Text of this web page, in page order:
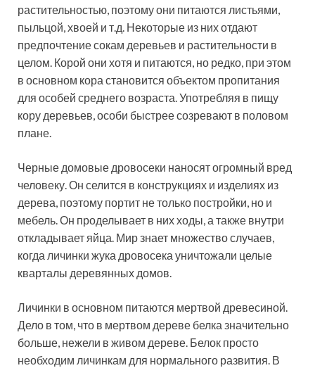
растительностью, поэтому они питаются листьями,
пыльцой, хвоей и т.д. Некоторые из них отдают
предпочтение сокам деревьев и растительности в
целом. Корой они хотя и питаются, но редко, при этом
в основном кора становится объектом пропитания
для особей среднего возраста. Употребляя в пищу
кору деревьев, особи быстрее созревают в половом
плане.
Черные домовые дровосеки наносят огромный вред
человеку. Он селится в конструкциях и изделиях из
дерева, поэтому портит не только постройки, но и
мебель. Он проделывает в них ходы, а также внутри
откладывает яйца. Мир знает множество случаев,
когда личинки жука дровосека уничтожали целые
кварталы деревянных домов.
Личинки в основном питаются мертвой древесиной.
Дело в том, что в мертвом дереве белка значительно
больше, нежели в живом дереве. Белок просто
необходим личинкам для нормального развития. В